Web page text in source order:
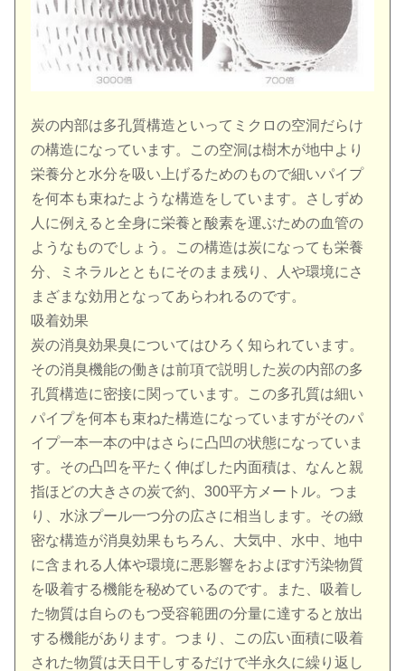
炭の内部は多孔質構造といってミクロの空洞だらけ
の構造になっています。この空洞は樹木が地中より
栄養分と水分を吸い上げるためのもので細いパイプ
を何本も束ねたような構造をしています。さしずめ
人に例えると全身に栄養と酸素を運ぶための血管の
ようなものでしょう。この構造は炭になっても栄養
分、ミネラルとともにそのまま残り、人や環境にさ
まざまな効用となってあらわれるのです。
吸着効果
炭の消臭効果臭についてはひろく知られています。
その消臭機能の働きは前項で説明した炭の内部の多
孔質構造に密接に関っています。この多孔質は細い
パイプを何本も束ねた構造になっていますがそのパ
イプ一本一本の中はさらに凸凹の状態になっていま
す。その凸凹を平たく伸ばした内面積は、なんと親
指ほどの大きさの炭で約、300平方メートル。つま
り、水泳プール一つ分の広さに相当します。その緻
密な構造が消臭効果もちろん、大気中、水中、地中
に含まれる人体や環境に悪影響をおよぼす汚染物質
を吸着する機能を秘めているのです。また、吸着し
た物質は自らのもつ受容範囲の分量に達すると放出
する機能があります。つまり、この広い面積に吸着
された物質は天日干しするだけで半永久に繰り返し